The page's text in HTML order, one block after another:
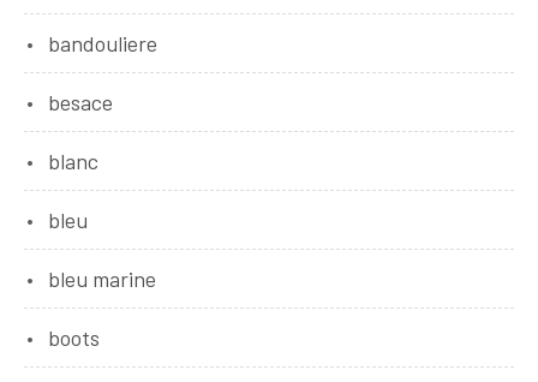
bandouliere
besace
blanc
bleu
bleu marine
boots